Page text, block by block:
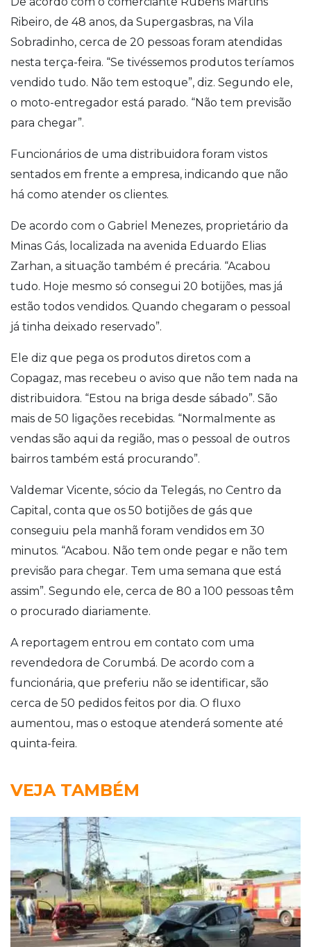
Ribeiro, de 48 anos, da Supergasbras, na Vila
Sobradinho, cerca de 20 pessoas foram atendidas
nesta terça-feira. “Se tivéssemos produtos teríamos
vendido tudo. Não tem estoque”, diz. Segundo ele,
o moto-entregador está parado. “Não tem previsão
para chegar”.
Funcionários de uma distribuidora foram vistos
sentados em frente a empresa, indicando que não
há como atender os clientes.
De acordo com o Gabriel Menezes, proprietário da
Minas Gás, localizada na avenida Eduardo Elias
Zarhan, a situação também é precária. “Acabou
tudo. Hoje mesmo só consegui 20 botijões, mas já
estão todos vendidos. Quando chegaram o pessoal
já tinha deixado reservado”.
Ele diz que pega os produtos diretos com a
Copagaz, mas recebeu o aviso que não tem nada na
distribuidora. “Estou na briga desde sábado”. São
mais de 50 ligações recebidas. “Normalmente as
vendas são aqui da região, mas o pessoal de outros
bairros também está procurando”.
Valdemar Vicente, sócio da Telegás, no Centro da
Capital, conta que os 50 botijões de gás que
conseguiu pela manhã foram vendidos em 30
minutos. “Acabou. Não tem onde pegar e não tem
previsão para chegar. Tem uma semana que está
assim”. Segundo ele, cerca de 80 a 100 pessoas têm
o procurado diariamente.
A reportagem entrou em contato com uma
revendedora de Corumbá. De acordo com a
funcionária, que preferiu não se identificar, são
cerca de 50 pedidos feitos por dia. O fluxo
aumentou, mas o estoque atenderá somente até
quinta-feira.
VEJA TAMBÉM